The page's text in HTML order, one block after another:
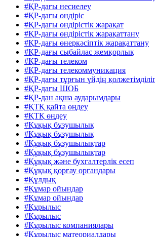
#ҚР-дағы несиелеу
#ҚР-дағы өндіріс
#ҚР-дағы өндірістік жарақат
#ҚР-дағы өндірістік жарақаттану
#ҚР-дағы өнеркәсіптік жарақаттану
#ҚР-дағы сыбайлас жемқорлық
#ҚР-дағы телеком
#ҚР-дағы телекоммуникация
#ҚР-дағы тұрғын үйдің
#ҚР-дағы ШОБ
#ҚР-дан ақша аударымдары
#ҚТҚ қайта өңдеу
#ҚТҚ өңдеу
#Құқық бұзушылық
#Құқық бұзушылық
#Құқық бұзушылықтар
#Құқық бұзушылықтар
#Құқық және бухгалтерлік есеп
#Құқық қорғау органдары
#Құлдық
#Құмар ойындар
#Құмар ойындар
#Құрылыс
#Құрылыс
#Құрылыс компаниялары
#Құрылыс матеориалдары